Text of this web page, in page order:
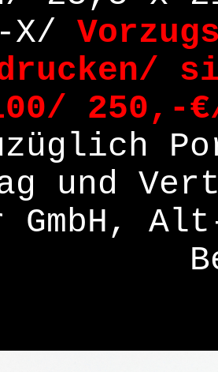
X/
250,-€
und
GmbH,